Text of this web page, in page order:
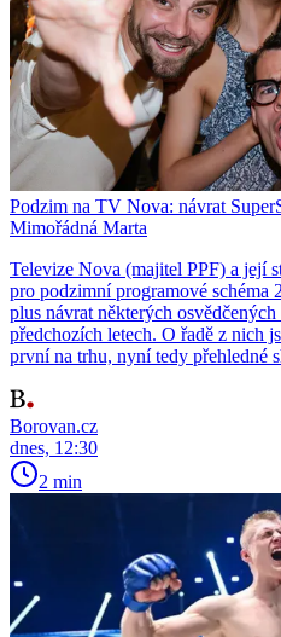
Podzim na TV Nova: návrat
Mimořádná Marta
Televize Nova (majitel PPF) a její
pro podzimní programové
plus návrat některých
předchozích letech. O řadě z nich
první na trhu, nyní tedy přehledné
Borovan.cz
dnes, 12:30
2 min